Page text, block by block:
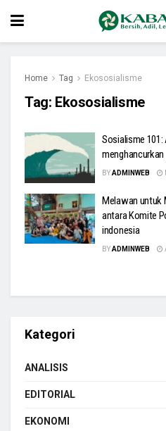
Home Tag Ekososialisme
Tag: Ekososialisme
Sosialisme
menghancurkan
BYADMINWEB
Melawan untuk
antara Komite
indonesia
BYADMINWEB
Kategori
ANALISIS
EDITORIAL
EKONOMI